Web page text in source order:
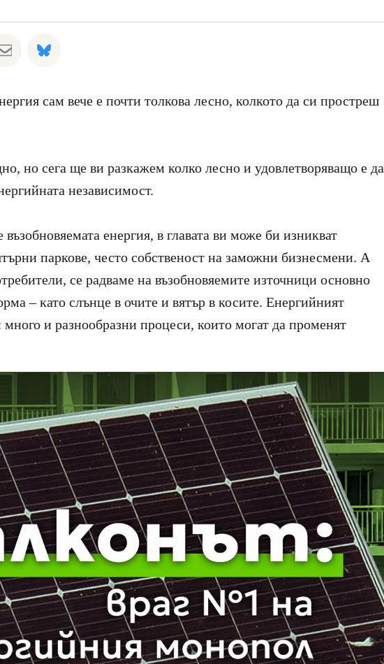
Facebookна Twitter
Споделете чрез Email
Share on Bluesky
сам вече е почти толкова лесно, колкото да си простреш
но сега ще ви разкажем колко лесно и удовлетворяващо е да
независимост.
възобновяемата енергия, в главата ви може би изникват
паркове, често собственост на заможни бизнесмени. А
се радваме на възобновяемите източници основно
– като слънце в очите и вятър в косите. Енергийният
много и разнообразни процеси, които могат да променят